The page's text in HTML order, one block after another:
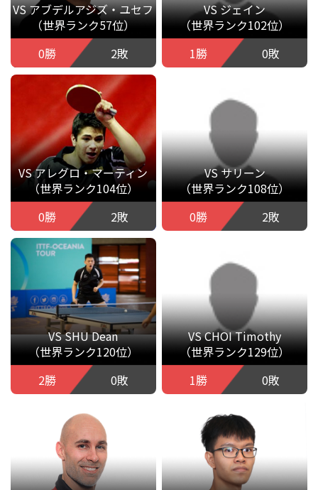
VS アブデルアジズ・ユセフ
（世界ランク57位）
0勝
2敗
VS ジェイン
（世界ランク102位）
1勝
0敗
VS アレグロ・マーティン
（世界ランク104位）
0勝
2敗
VS サリーン
（世界ランク108位）
0勝
2敗
VS SHU Dean
（世界ランク120位）
2勝
0敗
VS CHOI Timothy
（世界ランク129位）
1勝
0敗